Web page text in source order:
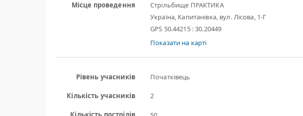
Місце проведення
Стрільбище ПРАКТИКА
Україна, Капитанівка, вул. Лісова, 1-Г
GPS 50.44215 : 30.20449
Показати на карті
Рівень учасників Початківець
Кількість учасників 2